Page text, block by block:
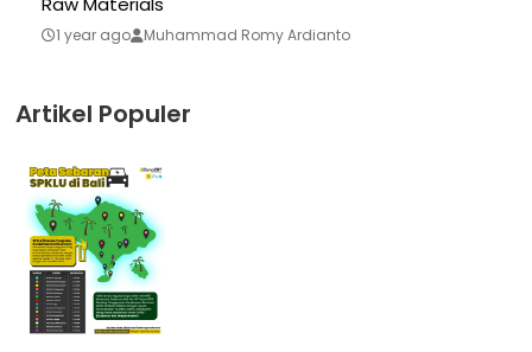
1 year ago Muhammad Romy Ardianto
Artikel Populer